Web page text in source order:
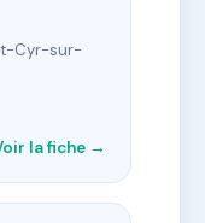
Cyr-sur-
la fiche →